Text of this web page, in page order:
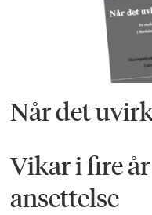
Når det
Vikar i fire
ansettelse